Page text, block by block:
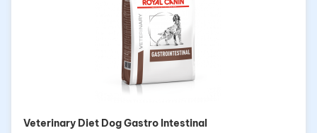
Veterinary Diet Dog Gastro Intestinal